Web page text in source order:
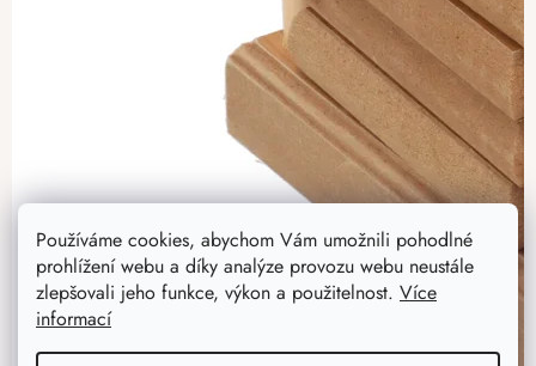
Používáme cookies, abychom Vám umožnili pohodlné
prohlížení webu a díky analýze provozu webu neustále
zlepšovali jeho funkce, výkon a použitelnost. Více
informací